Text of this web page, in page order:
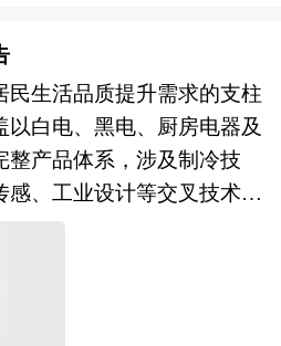
始定位引进的是旅游业，
进工业为主，政策朝令夕改
致珠海的工业发展一直被深
大喜功，在行业发展上没
应的鼓励措施，没有发挥出
的领先优势一直得到保持；
战略的方向失误以及执行不
内四大经济特区之一却沦为
识别与情绪理解精准度持
从被动响应转向主动陪伴。
型化、无感化、可穿戴
成为竞争关键，头部企业
健康数据形成育儿知识图
行业从"硬件一次性销售"转
体化，订阅制内容服务、远
险等创新业态涌现。场景层
之外针对企业存在的特定
案。这对于有意创业板上市
价值和指导意义。
工质向环保冷媒切换的关
代的核心方向。 展望未
呈现三大核心趋势。其一，
策趋严将驱动技术加速迭
，高效节能型压缩机将从
，新型环保制冷剂的兼容性
术将成为研发焦点。其二，
度融合，工业物联网赋能产
与预测性维护，数字孪生技
民生活品质提升需求的支柱
白电、黑电、厨房电器及
整产品体系，涉及制冷技
感、工业设计等交叉技术领
产业，家电不仅是提升生活
载体，更是承载智能家居生
性化审美诉求的科技消费